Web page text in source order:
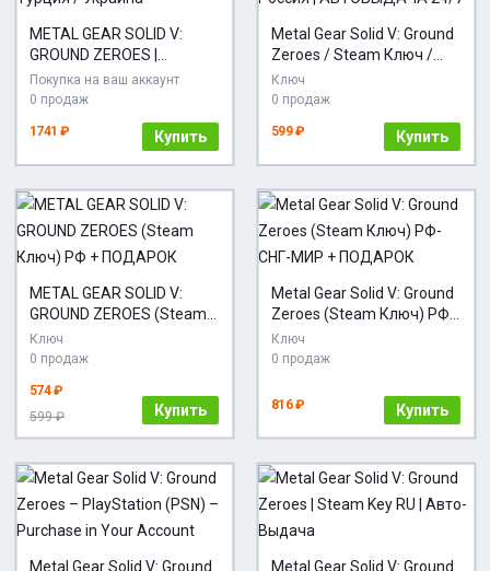
METAL GEAR SOLID V:
GROUND ZEROES |
PS4/PS5 | Турция /
Украина
Покупка на ваш аккаунт
0 продаж
1741 ₽ Купить
Metal Gear Solid V: Ground
Zeroes / Steam Ключ /
Россия | АВТОВЫДАЧА
24/7
Ключ
0 продаж
599 ₽ Купить
METAL GEAR SOLID V:
GROUND ZEROES (Steam
Ключ) РФ + ПОДАРОК
Ключ
0 продаж
574 ₽
599 ₽
Купить
Metal Gear Solid V: Ground
Zeroes (Steam Ключ) РФ-
СНГ-МИР + ПОДАРОК
Ключ
0 продаж
816 ₽ Купить
Metal Gear Solid V: Ground Metal Gear Solid V: Ground